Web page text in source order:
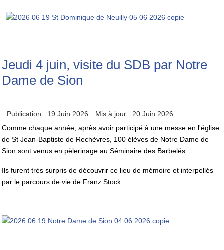
Jeudi 4 juin, visite du SDB par Notre
Dame de Sion
Publication : 19 Juin 2026
Mis à jour : 20 Juin 2026
Comme chaque année, après avoir participé à une messe en l'église
de St Jean-Baptiste de Rechèvres, 100 élèves de Notre Dame de
Sion sont venus en pèlerinage au Séminaire des Barbelés.
Ils furent très surpris de découvrir ce lieu de mémoire et interpellés
par le parcours de vie de Franz Stock.